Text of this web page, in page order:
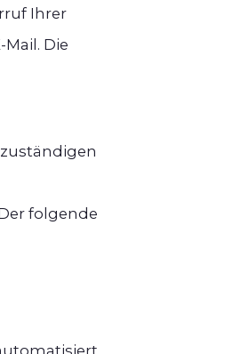
Ihrer
Die
folgende